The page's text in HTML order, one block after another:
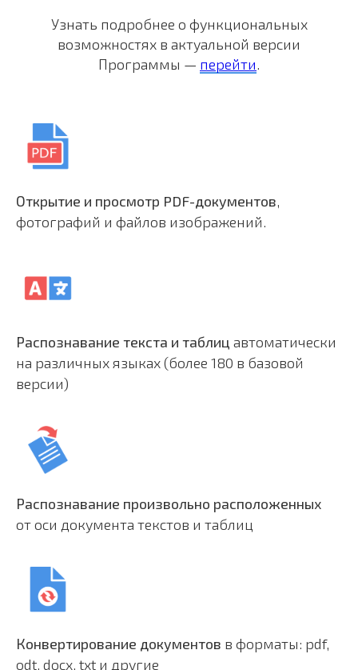
Узнать подробнее о функциональных
возможностях в актуальной версии
Программы — перейти.
Открытие и просмотр PDF-документов,
фотографий и файлов изображений.
Распознавание текста и таблиц автоматически
на различных языках (более 180 в базовой
версии)
Распознавание произвольно расположенных
от оси документа текстов и таблиц
Конвертирование документов в форматы: pdf,
odt, docx, txt и другие